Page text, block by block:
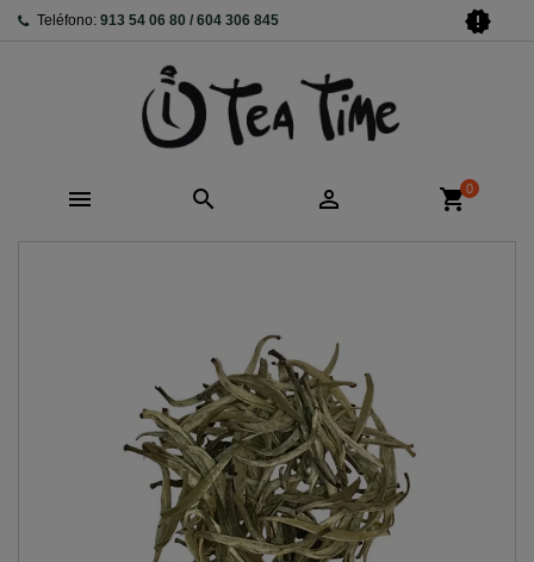
Teléfono: 913 54 06 80 / 604 306 845 new_releases
   shopping_cart0